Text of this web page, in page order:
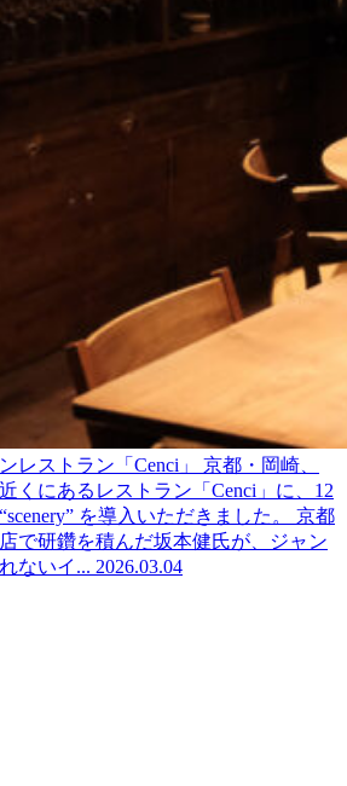
ストラン「Cenci」
京都・岡崎、
くにあるレストラン「Cenci」に、12
を導入いただきました。 京都
で研鑽を積んだ坂本健氏が、ジャン
ないイ... 2026.03.04